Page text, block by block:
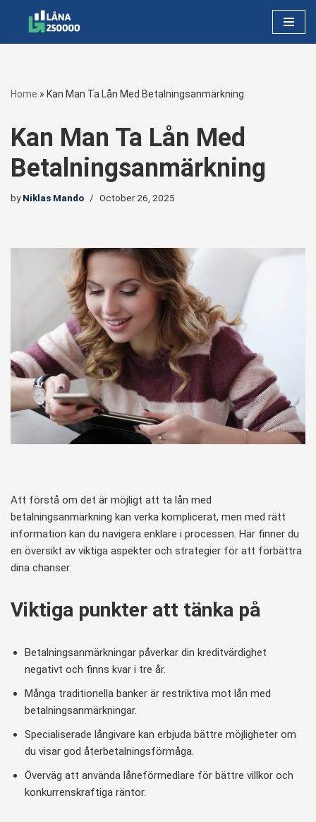
Home » Kan Man Ta Lån Med Betalningsanmärkning
Kan Man Ta Lån Med
Betalningsanmärkning
byNiklas Mando October 26, 2025
Att förstå om det är möjligt att ta lån med
betalningsanmärkning kan verka komplicerat, men med rätt
information kan du navigera enklare i processen. Här finner du
en översikt av viktiga aspekter och strategier för att förbättra
dina chanser.
Viktiga punkter att tänka på
Betalningsanmärkningar påverkar din kreditvärdighet
negativt och finns kvar i tre år.
Många traditionella banker är restriktiva mot lån med
betalningsanmärkningar.
Specialiserade långivare kan erbjuda bättre möjligheter om
du visar god återbetalningsförmåga.
Överväg att använda låneförmedlare för bättre villkor och
konkurrenskraftiga räntor.